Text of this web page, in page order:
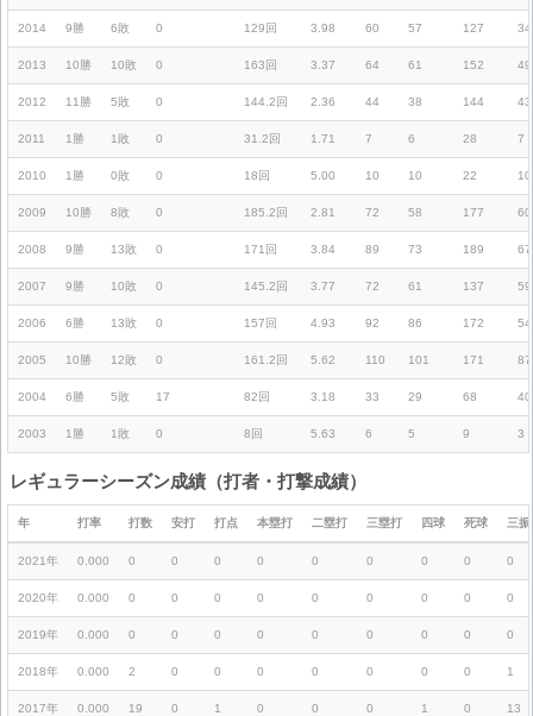
2014 9勝 6敗 0 129回 3.98 60 57 127 34
2013 10勝 10敗 0 163回 3.37 64 61 152 49
2012 11勝 5敗 0 144.2回 2.36 44 38 144 43
2011 1勝 1敗 0 31.2回 1.71 7 6 28 7
2010 1勝 0敗 0 18回 5.00 10 10 22 10
2009 10勝 8敗 0 185.2回 2.81 72 58 177 60
2008 9勝 13敗 0 171回 3.84 89 73 189 67
2007 9勝 10敗 0 145.2回 3.77 72 61 137 59
2006 6勝 13敗 0 157回 4.93 92 86 172 54
2005 10勝 12敗 0 161.2回 5.62 110 101 171 87
2004 6勝 5敗 17 82回 3.18 33 29 68 40
2003 1勝 1敗 0 8回 5.63 6 5 9 3
レギュラーシーズン成績（打者・打撃成績）
年 打率 打数 安打 打点 本塁打 二塁打 三塁打 四球 死球 三振
2021年 0.000 0 0 0 0 0 0 0 0 0
2020年 0.000 0 0 0 0 0 0 0 0 0
2019年 0.000 0 0 0 0 0 0 0 0 0
2018年 0.000 2 0 0 0 0 0 0 0 1
2017年 0.000 19 0 1 0 0 0 1 0 13